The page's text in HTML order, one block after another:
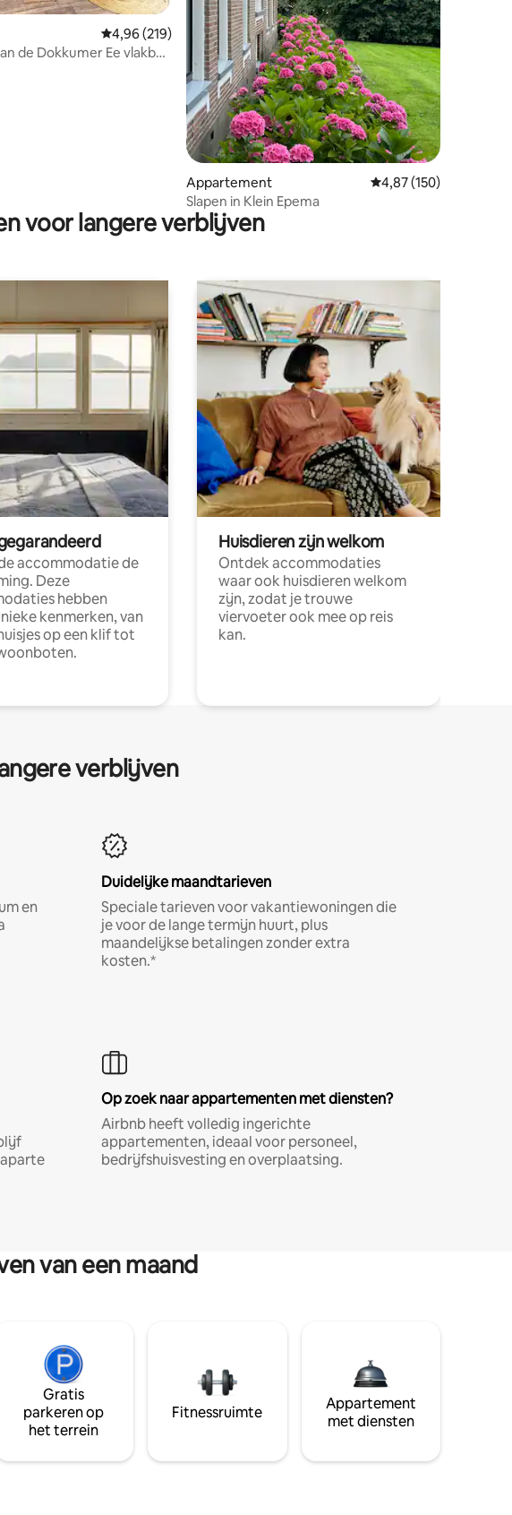
4,9 op 5, 73 recensies
Gemiddelde beoordeling van 4,96 op 5, 219 recensies
4,96 (219)
de Dokkumer Ee vlakbij
Appartement Gemiddelde
4,87 (150)
Slapen in Klein Epema
voor langere verblijven
accommodatie de
Deze
hebben
kenmerken, van
op een klif tot
Huisdieren zijn welkom
Ontdek accommodaties
waar ook huisdieren welkom
zijn, zodat je trouwe
viervoeter ook mee op reis
kan.
verblijven
en
Duidelijke maandtarieven
Speciale tarieven voor vakantiewoningen die
je voor de lange termijn huurt, plus
maandelijkse betalingen zonder extra
kosten.*
Op zoek naar appartementen met diensten?
Airbnb heeft volledig ingerichte
appartementen, ideaal voor personeel,
bedrijfshuisvesting en overplaatsing.
van een maand
Gratis
parkeren op
het terrein
Fitnessruimte
Appartement
met diensten